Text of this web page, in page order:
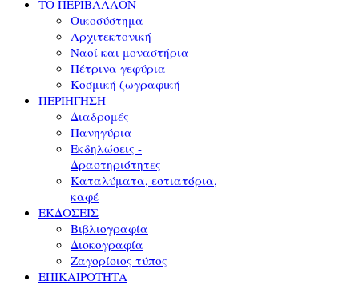
ΤΟ ΠΕΡΙΒΑΛΛΟΝ
Οικοσύστημα
Αρχιτεκτονική
Ναοί και μοναστήρια
Πέτρινα γεφύρια
Κοσμική ζωγραφική
ΠΕΡΙΗΓΗΣΗ
Διαδρομές
Πανηγύρια
Εκδηλώσεις -
Δραστηριότητες
Καταλύματα, εστιατόρια,
καφέ
ΕΚΔΟΣΕΙΣ
Βιβλιογραφία
Δισκογραφία
Ζαγορίσιος τύπος
ΕΠΙΚΑΙΡΟΤΗΤΑ